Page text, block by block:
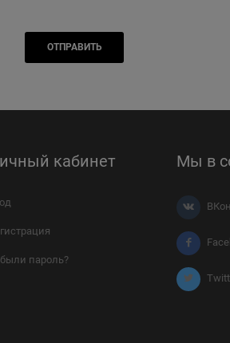
кабинет
пароль?
Мы в